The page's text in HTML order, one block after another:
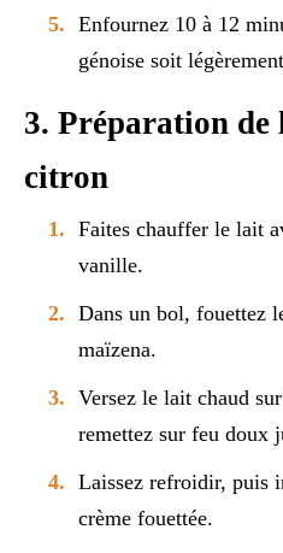
Enfournez 10 à 12
génoise soit
3. Préparation de
citron
Faites chauffer le lait
vanille.
Dans un bol, fouettez
maïzena.
Versez le lait chaud
remettez sur feu doux
Laissez refroidir, puis
crème fouettée.